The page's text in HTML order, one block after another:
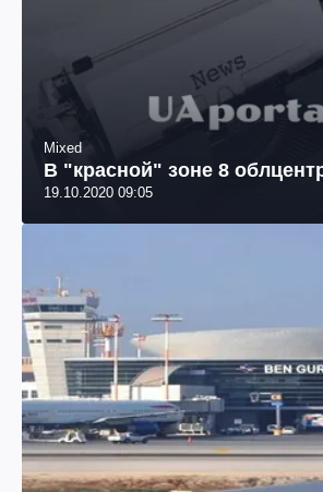
Mixed
В "красной" зоне 8
19.10.2020 09:05